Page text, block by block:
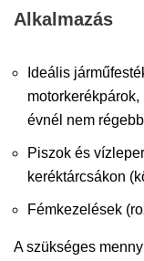
Alkalmazás
Ideális
évnél nem
Piszok és
keréktárcsákon
Fémkezelések
A szükséges